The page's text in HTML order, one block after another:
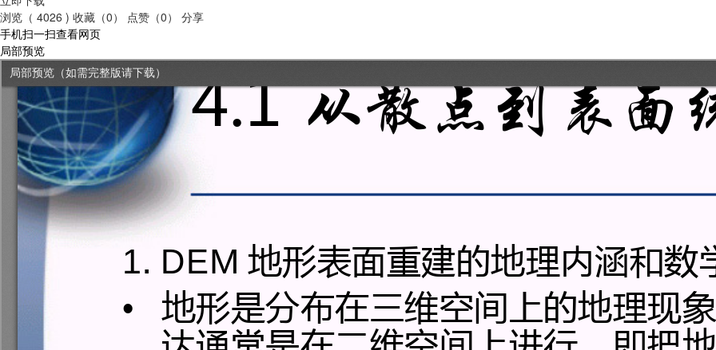
浏览（ 4026 ) 收藏（0） 点赞（0）
分享
手机扫一扫查看网页
局部预览